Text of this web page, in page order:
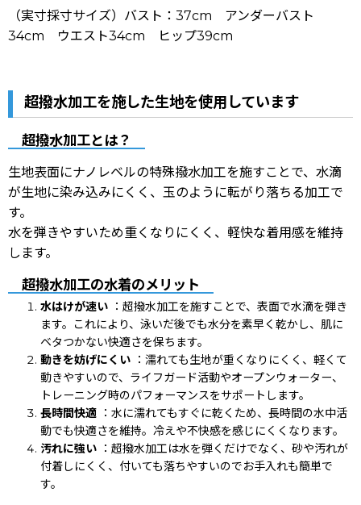
（実寸採寸サイズ）バスト：37cm アンダーバスト
34cm ウエスト34cm ヒップ39cm
超撥水加工を施した生地を使用しています
超撥水加工とは？
生地表面にナノレベルの特殊撥水加工を施すことで、水滴
が生地に染み込みにくく、玉のように転がり落ちる加工で
す。
水を弾きやすいため重くなりにくく、軽快な着用感を維持
します。
超撥水加工の水着のメリット
水はけが速い ：超撥水加工を施すことで、表面で水滴を弾き
ます。これにより、泳いだ後でも水分を素早く乾かし、肌に
ベタつかない快適さを保ちます。
動きを妨げにくい ：濡れても生地が重くなりにくく、軽くて
動きやすいので、ライフガード活動やオープンウォーター、
トレーニング時のパフォーマンスをサポートします。
長時間快適 ：水に濡れてもすぐに乾くため、長時間の水中活
動でも快適さを維持。冷えや不快感を感じにくくなります。
汚れに強い ：超撥水加工は水を弾くだけでなく、砂や汚れが
付着しにくく、付いても落ちやすいのでお手入れも簡単で
す。